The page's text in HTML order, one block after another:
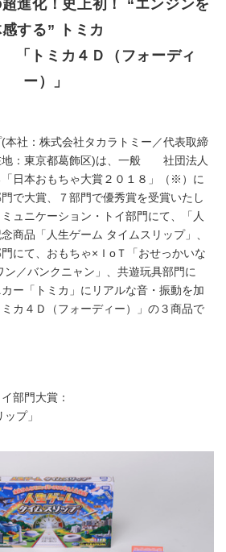
する” トミカ
「トミカ４Ｄ（フォーディ
ー）」
社：株式会社タカラトミー／代表取締
地：東京都葛飾区)は、一般 社団法人
日本おもちゃ大賞２０１８」（※）に
で大賞、７部門で優秀賞を受賞いたし
ュニケーション・トイ部門にて、「人
商品「人生ゲーム タイムスリップ」、
にて、おもちゃ×ＩoＴ「おせっかいな
ン／バンクニャン」、共遊玩具部門に
ー「トミカ」にリアルな音・振動を加
カ４Ｄ（フォーディー）」の３商品で
部門大賞：
プ」